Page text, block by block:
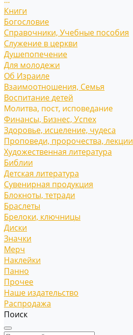
Книги
Богословие
Справочники, Учебные пособия
Служение в церкви
Душепопечение
Для молодежи
Об Израиле
Взаимоотношения, Cемья
Воспитание детей
Молитва, пост, исповедание
Финансы, Бизнес, Успех
Здоровье, исцеление, чудеса
Проповеди, пророчества, лекции
Художественная литература
Библии
Детская литература
Сувенирная продукция
Блокноты, тетради
Браслеты
Брелоки, ключницы
Диски
Значки
Мерч
Наклейки
Панно
Прочее
Наше издательство
Распродажа
Поиск